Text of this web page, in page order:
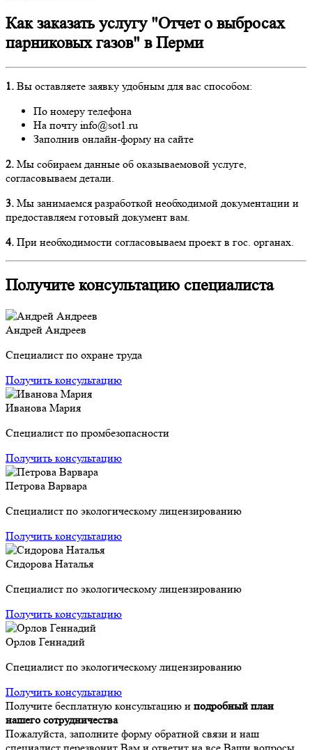
Как заказать услугу "Отчет о выбросах
парниковых газов" в Перми
1. Вы оставляете заявку удобным для вас способом:
По номеру телефона
На почту info@sot1.ru
Заполнив онлайн-форму на сайте
2. Мы собираем данные об оказываемовой услуге,
согласовываем детали.
3. Мы занимаемся разработкой необходимой документации и
предоставляем готовый документ вам.
4. При необходимости согласовываем проект в гос. органах.
Получите консультацию специалиста
Андрей Андреев
Специалист по охране труда
Получить консультацию
Иванова Мария
Специалист по промбезопасности
Получить консультацию
Петрова Варвара
Специалист по экологическому лицензированию
Получить консультацию
Сидорова Наталья
Специалист по экологическому лицензированию
Получить консультацию
Орлов Геннадий
Специалист по экологическому лицензированию
Получить консультацию
Получите бесплатную консультацию и подробный план
нашего сотрудничества
Пожалуйста, заполните форму обратной связи и наш
специалист перезвонит Вам и ответит на все Ваши вопросы